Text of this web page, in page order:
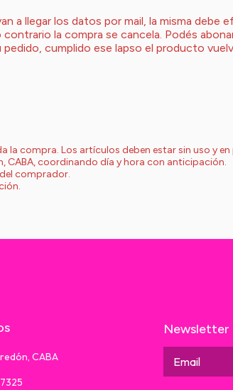
a llegar los datos por mail, la misma debe
la compra se cancela. Podés
cumplido ese lapso el producto
compra. Los artículos deben estar sin uso y
CABA, coordinando día y hora con anticipación.
comprador.
CABA
Newsletter